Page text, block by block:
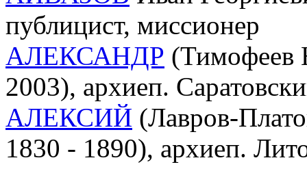
публицист, миссионер
АЛЕКСАНДР (Тимофеев
2003), архиеп.
АЛЕКСИЙ (Лавров-
1830 - 1890), архиеп.